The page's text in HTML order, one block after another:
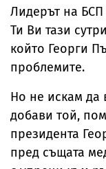
Лидерът на
Ти Ви тази
който Георги
проблемите.
Но не искам да
добави той,
президента
пред същата